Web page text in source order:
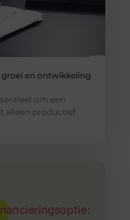
en ontwikkeling
om een
alleen productief